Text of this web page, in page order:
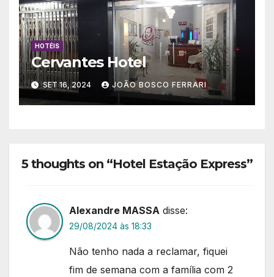
HOTÉIS
Cervantes Hotel
SET 16, 2024 JOÃO BOSCO FERRARI
5 thoughts on “Hotel Estação Express”
Alexandre MASSA disse:
29/08/2024 às 18:33
Não tenho nada a reclamar, fiquei
fim de semana com a família com 2